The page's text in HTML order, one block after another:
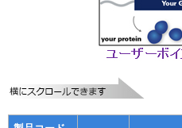
クローニング実験ガイド
細胞選択ガイド
エピジェネティクス実験ガイド
RNAi実験ガイド